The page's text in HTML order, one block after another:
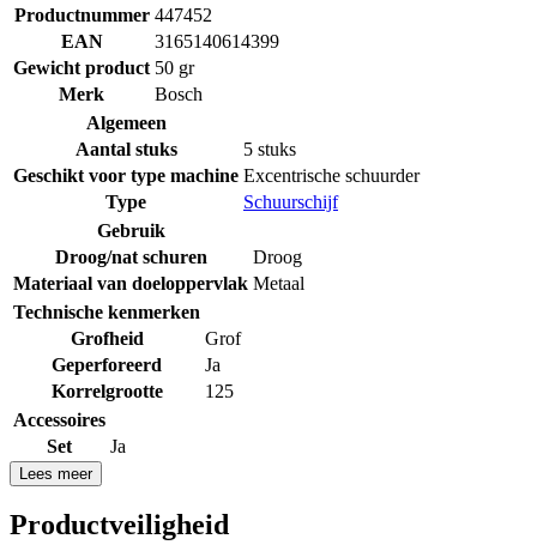
Productnummer 447452
EAN
3165140614399
Gewicht product 50 gr
Merk
Bosch
Algemeen
Aantal stuks
5 stuks
Geschikt voor type machine Excentrische schuurder
Type
Schuurschijf
Gebruik
Droog/nat schuren
Droog
Materiaal van doeloppervlak Metaal
Technische kenmerken
Grofheid
Grof
Geperforeerd
Ja
Korrelgrootte
125
Accessoires
Set
Ja
Lees meer
Productveiligheid